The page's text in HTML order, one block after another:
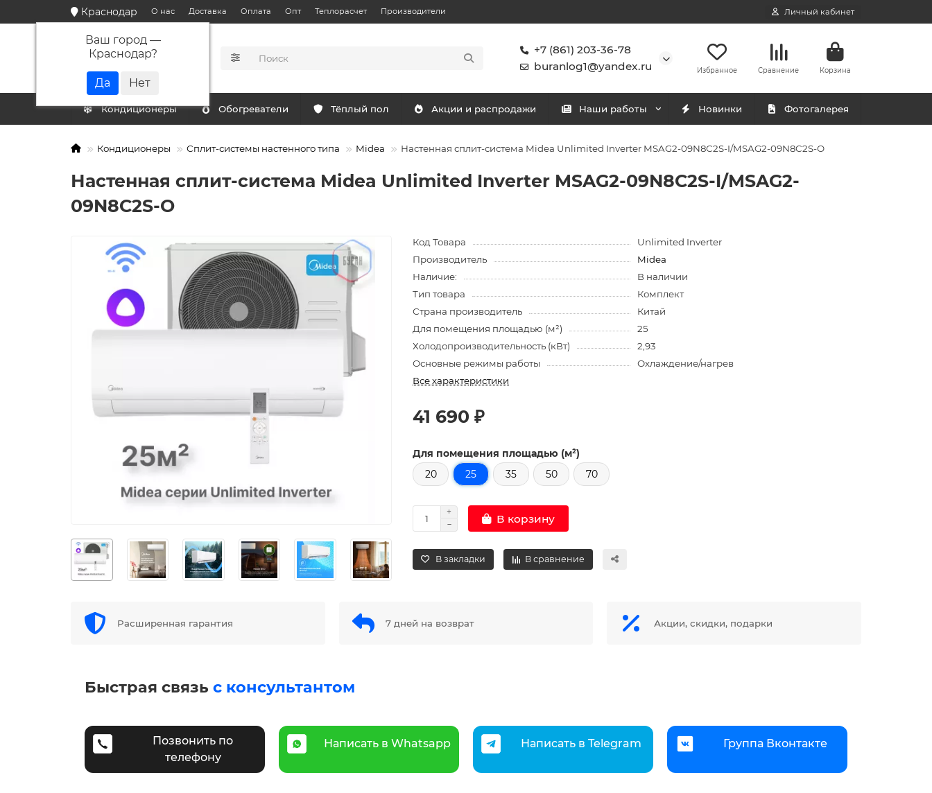
Краснодар
Ваш город —
Краснодар?
О нас Доставка Оплата Опт Теплорасчет Производители Личный кабинет
КАТАЛОГ
+7 (861) 203-36-78
buranlog1@yandex.ru
Избранное Сравнение Корзина
Кондиционеры Обогреватели Тёплый пол Акции и распродажи Наши работы Новинки Фотогалерея
Кондиционеры Сплит-системы настенного типа Midea Настенная сплит-система Midea Unlimited Inverter MSAG2-09N8C2S-I/MSAG2-09N8C2S-O
Настенная сплит-система Midea Unlimited Inverter MSAG2-09N8C2S-I/MSAG2-
09N8C2S-O
Код Товара
Unlimited Inverter
Производитель
Midea
Наличие:
В наличии
Тип товара
Комплект
Страна производитель
Китай
Для помещения площадью (м²)
25
Холодопроизводительность (кВт)
2,93
Основные режимы работы
Охлаждение/нагрев
Все характеристики
41 690 ₽
Для помещения площадью (м²)
20
25 35 50 70
В корзину
В закладки В сравнение
Расширенная гарантия 7 дней на возврат Акции, скидки, подарки
Быстрая связь с консультантом
Позвонить по
телефону
Написать в Whatsapp Написать в Telegram Группа Вконтакте